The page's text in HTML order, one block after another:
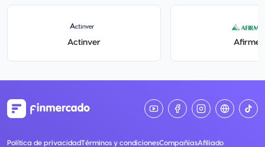
Actinver Afirme
Política de privacidadTérminos y condicionesCompañíasAfiliado